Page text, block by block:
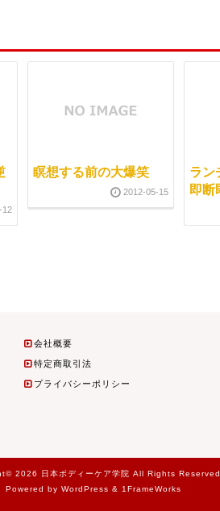
12
瞑想する前の大爆笑
2012-05-15
ラン
即断
会社概要
特定商取引法
プライバシーポリシー
2026 日本ボディーケア学院 All Rights Reserved.
Powered by WordPress & 1FrameWorks